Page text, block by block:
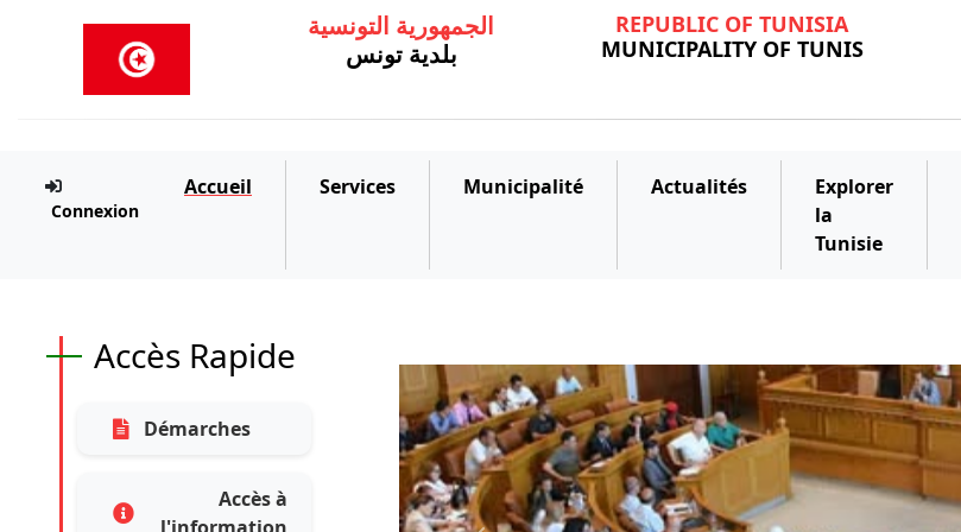
الجمهورية التونسية
بلدية تونس
REPUBLIC OF TUNISIA
MUNICIPALITY OF TUNIS
Connexion
Accueil Services Municipalité Actualités
Explorer
la
Tunisie
Accès Rapide
Démarches
Accès à